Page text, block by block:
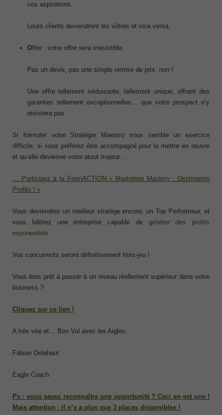
vos aspirations.
Leurs clients deviendront les vôtres et vice versa.
Offre : votre offre sera irrésistible.
Pas un devis, pas une simple remise de prix, non !
Une offre tellement séduisante, tellement unique, offrant des
garanties tellement exceptionnelles… que votre prospect n’y
résistera pas.
Si formuler votre Stratégie Maestro vous semble un exercice
difficile, si vous préférez être accompagné pour la mettre en œuvre
et qu’elle devienne votre atout majeur…
… Participez à la FormACTION « Marketing Mastery : Destination
Profits ! »
Vous deviendrez un meilleur stratège encore, un Top Performeur, et
vous bâtirez une entreprise capable de générer des profits
exponentiels.
Vos concurrents seront définitivement hors-jeu !
Vous êtes prêt à passer à un niveau réellement supérieur dans votre
business ?
Cliquez sur ce lien !
A très vite et… Bon Vol avec les Aigles,
Fabian Delahaut
Eagle Coach
Ps : vous savez reconnaître une opportunité ? Ceci en est une !
Mais attention : il n’y a plus que 3 places disponibles !